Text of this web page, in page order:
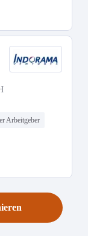
Arbeitgeber